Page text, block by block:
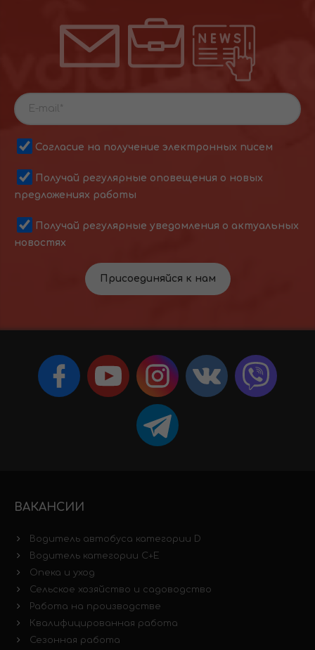
Согласие на получение электронных писем
Получай регулярные оповещения о новых
предложениях работы
Получай регулярные уведомления о актуальных
новостях
Присоединяйся к нам
ВАКАНСИИ
Водитель автобуса категории D
Водитель категории C+E
Опека и уход
Сельское хозяйство и садоводство
Работа на производстве
Квалифицированная работа
Сезонная работа